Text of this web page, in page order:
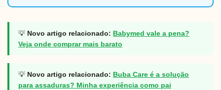
💡 Novo artigo relacionado: Babymed vale a pena?
Veja onde comprar mais barato
💡 Novo artigo relacionado: Buba Care é a solução
para assaduras? Minha experiência como pai